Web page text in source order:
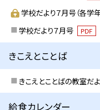
学校だより７月号（各学年
学校だより７月号
PDF
きこえとことば
きこえとことばの教室だ
給食カレンダー